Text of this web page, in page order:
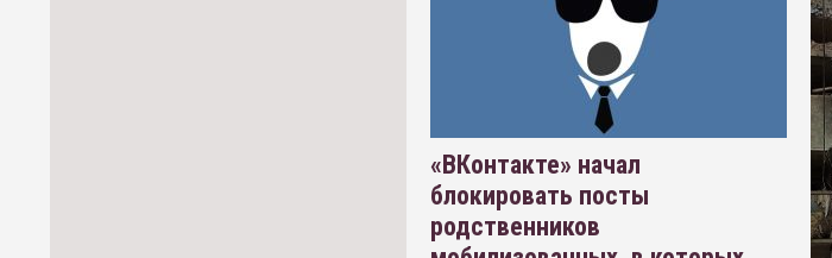
«ВКонтакте» начал
блокировать посты
родственников